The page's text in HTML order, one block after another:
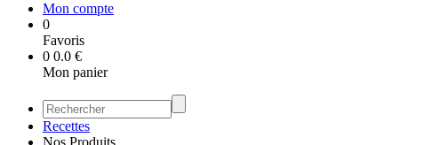
Mon compte
0
Favoris
0 0.0 €
Mon panier
Recettes
Nos Produits